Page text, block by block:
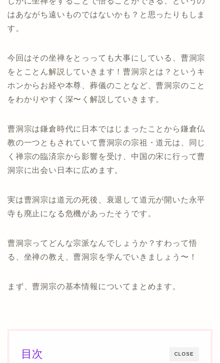
はあながち遠いものではないかも？と思ったりもしま
す。
今回はその坐禅をとっっても大事にしている、曹洞宗
をとことん解説していきます！曹洞宗とは？というキ
ホンからお経や本尊、葬儀のことなど、曹洞宗のこと
をわかりやすく深〜く解説していきます。
曹洞宗は鎌倉時代に日本ではじまったことから鎌倉仏
教の一つともされていて曹洞宗の宗祖・道元は、同じ
く禅宗の臨済宗から影響を受け、中国の宋に行って曹
洞宗に出会い日本に広めます。
実は曹洞宗は道元の死後、衰退して道元が開いた永平
寺も廃止になる危機があったそうです。
曹洞宗ってどんな宗派なんでしょうか？すわって悟
る、坐禅の教え、曹洞宗を学んでいきましょう〜！
まず、曹洞宗の基本情報についてまとめます。
CLOSE
目次